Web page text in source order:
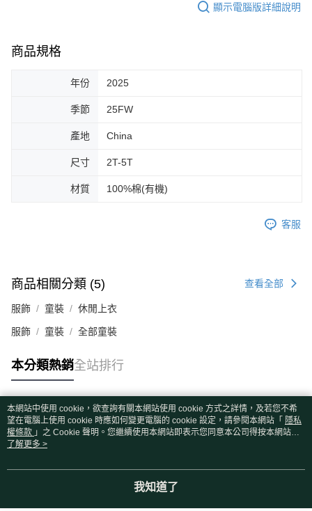
顯示電腦版詳細說明
商品規格
年份 2025
季節 25FW
產地 China
尺寸 2T-5T
材質 100%棉(有機)
客服
商品相關分類 (5) 查看全部
服飾 童裝 休閒上衣
服飾 童裝 全部童裝
本分類熱銷全站排行
熱門標籤
本網站中使用 cookie，欲查詢有關本網站使用 cookie 方式之詳情，及若您不希
望在電腦上使用 cookie 時應如何變更電腦的 cookie 設定，請參閱本網站「 隱私
權條款 」之 Cookie 聲明。您繼續使用本網站即表示您同意本公司得按本網站使
用條款之 Cookie 聲明使用 cookie。
了解更多 >
我知道了